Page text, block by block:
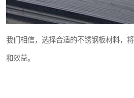
我们相信，选择合适的不锈钢板材料，
和效益。